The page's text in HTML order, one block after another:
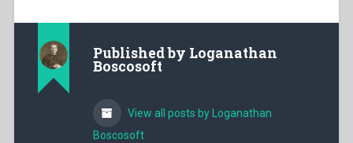
Published by Loganathan
Boscosoft
View all posts by Loganathan
Boscosoft